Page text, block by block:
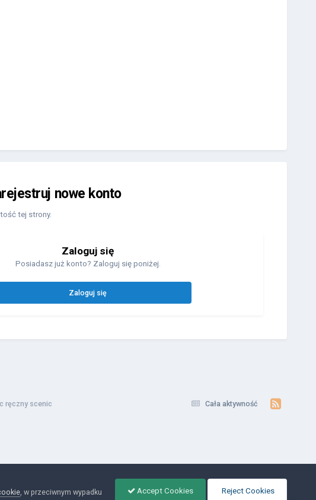
nowe konto
tej strony.
Zaloguj się
Posiadasz już konto? Zaloguj się poniżej.
Zaloguj się
Cała aktywność
ręczny scenic
, w przeciwnym wypadku
Accept Cookies Reject Cookies